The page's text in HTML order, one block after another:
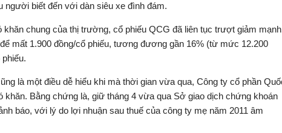
biết đến với dàn siêu xe đình đám.
khăn chung của thị trường, cổ phiếu QCG đã liên tục trượt giảm
mất 1.900 đồng/cổ phiếu, tương đương gần 16% (từ mức 12.200
là một điều dễ hiểu khi mà thời gian vừa qua, Công ty cổ phần
Bằng chứng là, giữ tháng 4 vừa qua Sở giao dịch chứng khoán
báo, với lý do lợi nhuận sau thuế của công ty mẹ năm 2011 âm